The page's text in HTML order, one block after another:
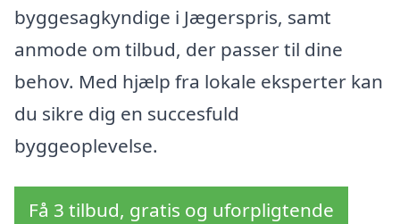
byggesagkyndige i Jægerspris, samt
anmode om tilbud, der passer til dine
behov. Med hjælp fra lokale eksperter kan
du sikre dig en succesfuld
byggeoplevelse.
Få 3 tilbud, gratis og uforpligtende